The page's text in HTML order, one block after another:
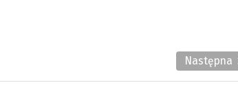
Następna